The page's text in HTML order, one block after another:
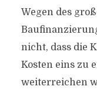
Wegen des
nicht, dass die
Kosten eins zu
weiterreichen